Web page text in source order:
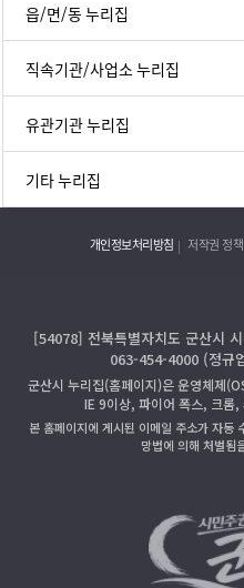
읍/면/동 누리집
직속기관/사업소 누리집
유관기관 누리집
기타 누리집
개인정보처리방침 저작권 정책
[54078] 전북특별자치도 군산시
063-454-4000 (정규
군산시 누리집(홈페이지)은 운영체제
IE 9이상, 파이어 폭스, 크롬
본 홈페이지에 게시된 이메일 주소가 자동
망법에 의해 처벌됨